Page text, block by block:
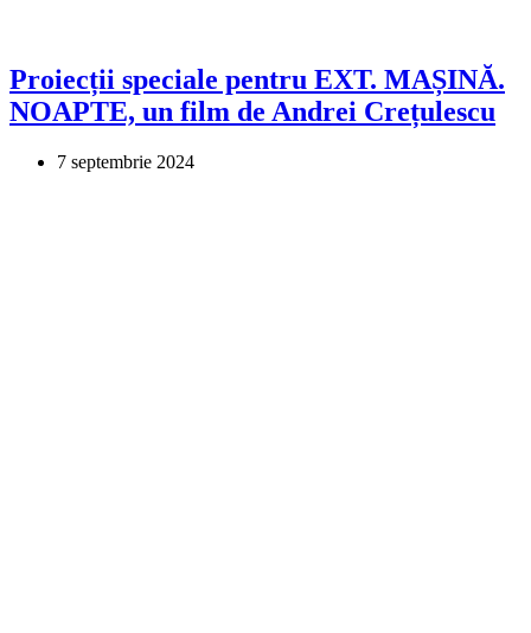
Proiecții speciale pentru EXT. MAȘINĂ.
NOAPTE, un film de Andrei Crețulescu
7 septembrie 2024